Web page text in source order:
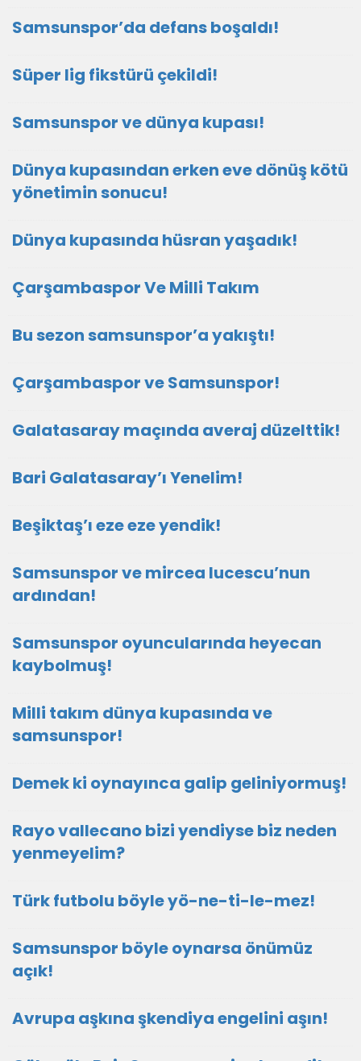
Samsunspor’da defans boşaldı!
Süper lig fikstürü çekildi!
Samsunspor ve dünya kupası!
Dünya kupasından erken eve dönüş kötü
yönetimin sonucu!
Dünya kupasında hüsran yaşadık!
Çarşambaspor Ve Milli Takım
Bu sezon samsunspor’a yakıştı!
Çarşambaspor ve Samsunspor!
Galatasaray maçında averaj düzelttik!
Bari Galatasaray’ı Yenelim!
Beşiktaş’ı eze eze yendik!
Samsunspor ve mircea lucescu’nun
ardından!
Samsunspor oyuncularında heyecan
kaybolmuş!
Milli takım dünya kupasında ve
samsunspor!
Demek ki oynayınca galip geliniyormuş!
Rayo vallecano bizi yendiyse biz neden
yenmeyelim?
Türk futbolu böyle yö-ne-ti-le-mez!
Samsunspor böyle oynarsa önümüz
açık!
Avrupa aşkına şkendiya engelini aşın!